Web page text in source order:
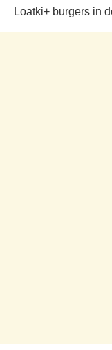
Loatki+ burgers in